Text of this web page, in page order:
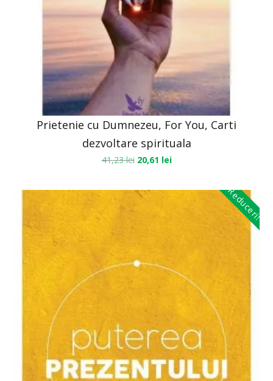
Prietenie cu Dumnezeu, For You, Carti
dezvoltare spirituala
41,23lei 20,61 lei
Reduceri!